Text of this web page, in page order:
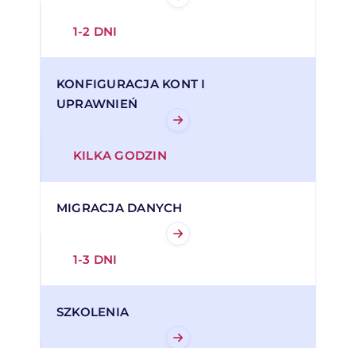
1-2 DNI
KONFIGURACJA KONT I
UPRAWNIEŃ
KILKA GODZIN
MIGRACJA DANYCH
1-3 DNI
SZKOLENIA